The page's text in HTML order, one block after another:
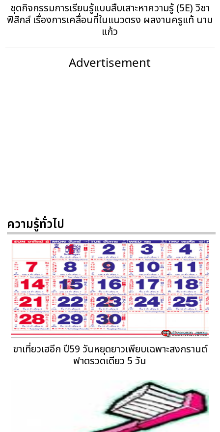
ชุดกิจกรรมการเรียนรู้แบบสืบเสาะหาความรู้ (5E) วิชา
ฟิสิกส์ เรื่องการเคลื่อนที่ในแนวตรง ผลงานครูแท้ นาม
แก้ว
Advertisement
ความรู้ทั่วไป
ขาเที่ยวเฮอีก ปี59 วันหยุดยาวเพียบเฉพาะสงกรานต์
ฟาดรวดเดียว 5 วัน